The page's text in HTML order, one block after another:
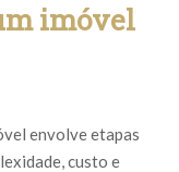
imóvel
envolve etapas
custo e